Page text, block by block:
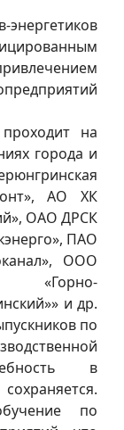
на
города и
АО ХК
ОАО ДРСК
ПАО
ООО
«Горно-
и др.
по
в
по